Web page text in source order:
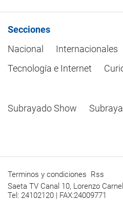
Secciones
Nacional
Internacionales
Tecnología e Internet
Subrayado Show
Terminos y condiciones Rss
Saeta TV Canal 10, Lorenzo
Tel: 24102120 | FAX:24009771